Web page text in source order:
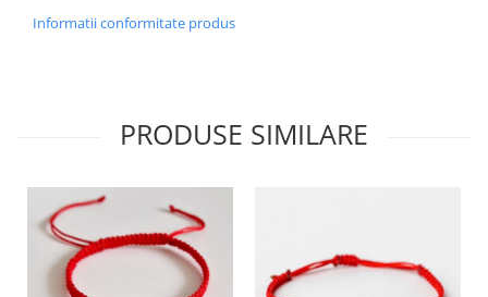
Informatii conformitate produs
PRODUSE SIMILARE